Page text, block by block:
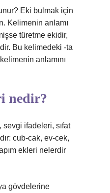
Eki bulmak için
Kelimenin anlamı
türetme ekidir,
Bu kelimedeki -ta
anlamını
nedir?
ifadeleri, sıfat
cub-cak, ev-cek,
ekleri nelerdir
gövdelerine